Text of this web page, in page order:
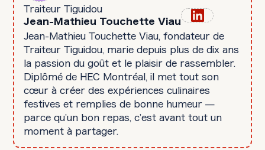
Traiteur Tiguidou
Jean-Mathieu Touchette Viau
Jean-Mathieu Touchette Viau, fondateur de
Traiteur Tiguidou, marie depuis plus de dix ans
la passion du goût et le plaisir de rassembler.
Diplômé de HEC Montréal, il met tout son
cœur à créer des expériences culinaires
festives et remplies de bonne humeur —
parce qu’un bon repas, c’est avant tout un
moment à partager.